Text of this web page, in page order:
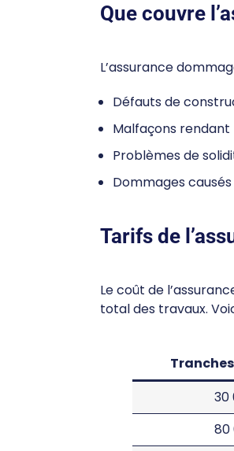
Que couvre
L’assurance
Défauts de
Malfaçons rendant
Problèmes de
Dommages
Tarifs de
Le coût de
total des travaux.
30
80